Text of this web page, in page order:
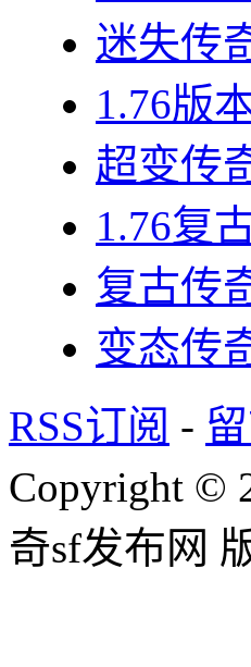
迷失传
1.76版
超变传
1.76复
复古传
变态传
RSS订阅 -
Copyright ©
奇sf发布网